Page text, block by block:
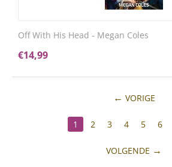
Off With His Head - Megan Coles
€14,99
VORIGE
1 2 3 4 5 6
VOLGENDE